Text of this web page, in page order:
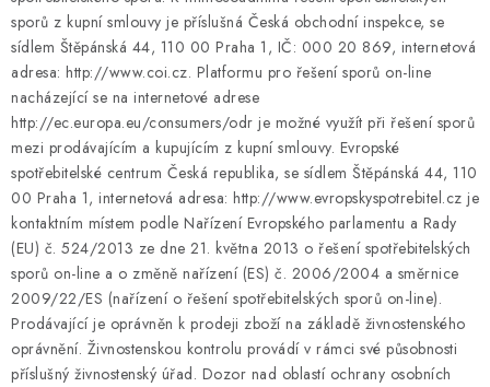
sporů z kupní smlouvy je příslušná Česká obchodní inspekce, se
sídlem Štěpánská 44, 110 00 Praha 1, IČ: 000 20 869, internetová
adresa: http://www.coi.cz. Platformu pro řešení sporů on-line
nacházející se na internetové adrese
http://ec.europa.eu/consumers/odr je možné využít při řešení sporů
mezi prodávajícím a kupujícím z kupní smlouvy. Evropské
spotřebitelské centrum Česká republika, se sídlem Štěpánská 44, 110
00 Praha 1, internetová adresa: http://www.evropskyspotrebitel.cz je
kontaktním místem podle Nařízení Evropského parlamentu a Rady
(EU) č. 524/2013 ze dne 21. května 2013 o řešení spotřebitelských
sporů on-line a o změně nařízení (ES) č. 2006/2004 a směrnice
2009/22/ES (nařízení o řešení spotřebitelských sporů on-line).
Prodávající je oprávněn k prodeji zboží na základě živnostenského
oprávnění. Živnostenskou kontrolu provádí v rámci své působnosti
příslušný živnostenský úřad. Dozor nad oblastí ochrany osobních